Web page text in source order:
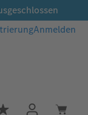
Anmelden
Du hast 0